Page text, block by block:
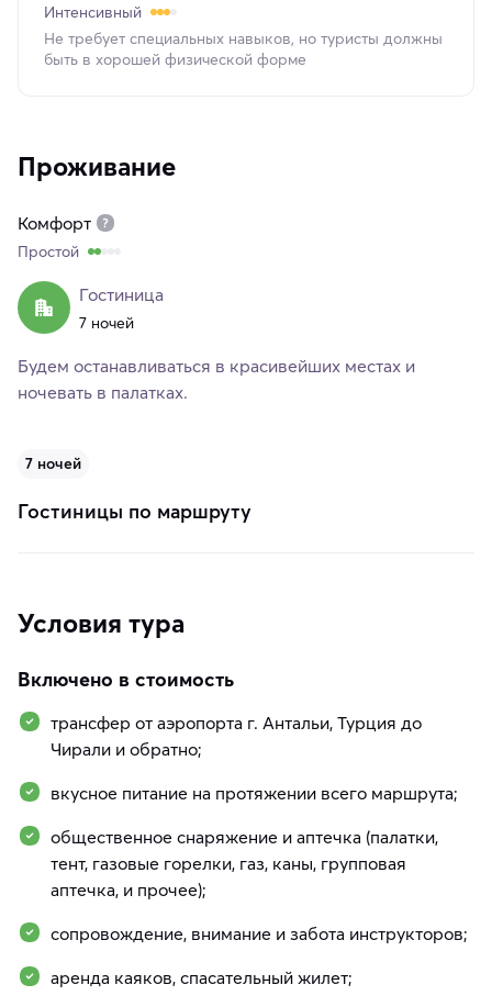
Интенсивный
Не требует специальных навыков, но туристы должны
быть в хорошей физической форме
Проживание
Комфорт
Простой
Гостиница
7 ночей
Будем останавливаться в красивейших местах и
ночевать в палатках.
7 ночей
Гостиницы по маршруту
Условия тура
Включено в стоимость
трансфер от аэропорта г. Антальи, Турция до
Чирали и обратно;
вкусное питание на протяжении всего маршрута;
общественное снаряжение и аптечка (палатки,
тент, газовые горелки, газ, каны, групповая
аптечка, и прочее);
сопровождение, внимание и забота инструкторов;
аренда каяков, спасательный жилет;